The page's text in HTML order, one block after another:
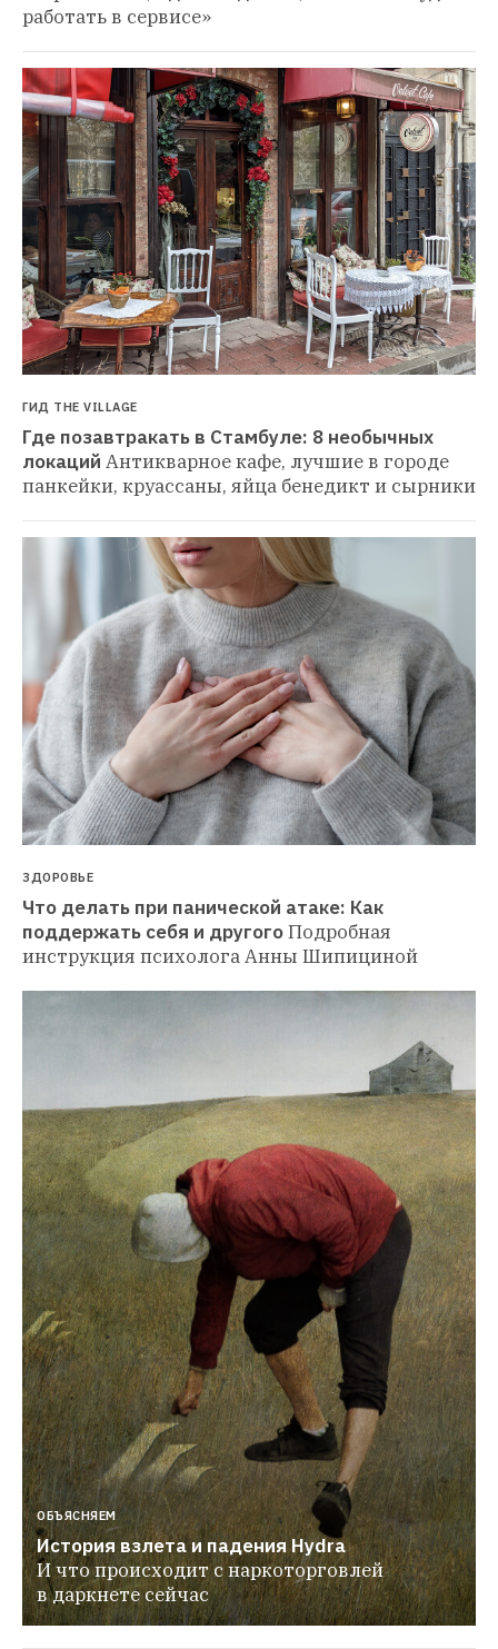
работать в сервисе»
ГИД THE VILLAGE
Где позавтракать в Стамбуле: 8 необычных
локаций Антикварное кафе, лучшие в городе
панкейки, круассаны, яйца бенедикт и сырники
ЗДОРОВЬЕ
Что делать при панической атаке: Как
поддержать себя и другогоПодробная
инструкция психолога Анны Шипициной
ОБЪЯСНЯЕМ
История взлета и падения Hydra
И что происходит с наркоторговлей
в даркнете сейчас